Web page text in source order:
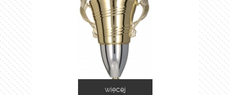
więcej